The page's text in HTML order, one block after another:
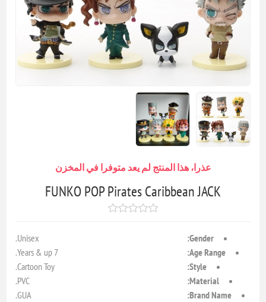
عذرا، هذا المنتج لم يعد متوفرا في المخزن
FUNKO POP Pirates Caribbean JACK
Gender:
Unisex.
Age Range:
7 Years & up.
Style:
Cartoon Toy.
Material:
PVC.
Brand Name:
GUA.